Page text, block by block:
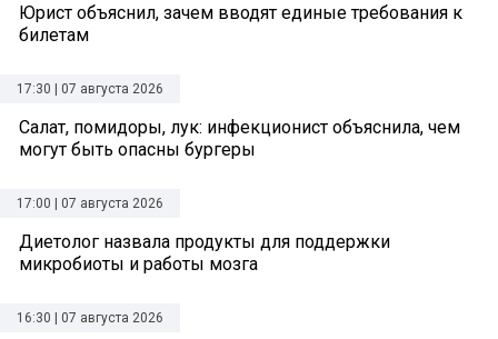
Юрист объяснил, зачем вводят единые требования к
билетам
17:30 | 07 августа 2026
Салат, помидоры, лук: инфекционист объяснила, чем
могут быть опасны бургеры
17:00 | 07 августа 2026
Диетолог назвала продукты для поддержки
микробиоты и работы мозга
16:30 | 07 августа 2026